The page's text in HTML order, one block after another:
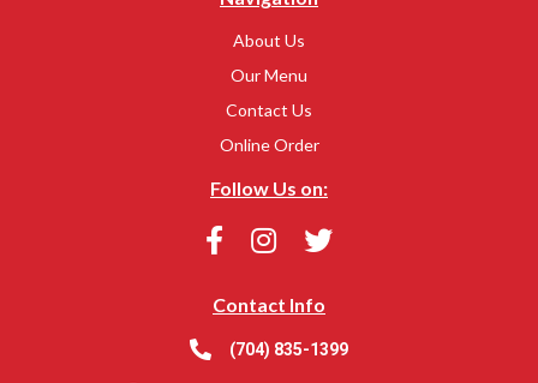
About Us
Our Menu
Contact Us
Online Order
Follow Us on:
Contact Info
(704) 835-1399